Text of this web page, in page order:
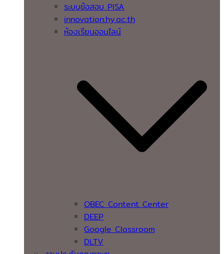
ระบบข้อสอบ PISA
innovation.hy.ac.th
ห้องเรียนออนไลน์
OBEC Content Center
DEEP
Google Classroom
DLTV